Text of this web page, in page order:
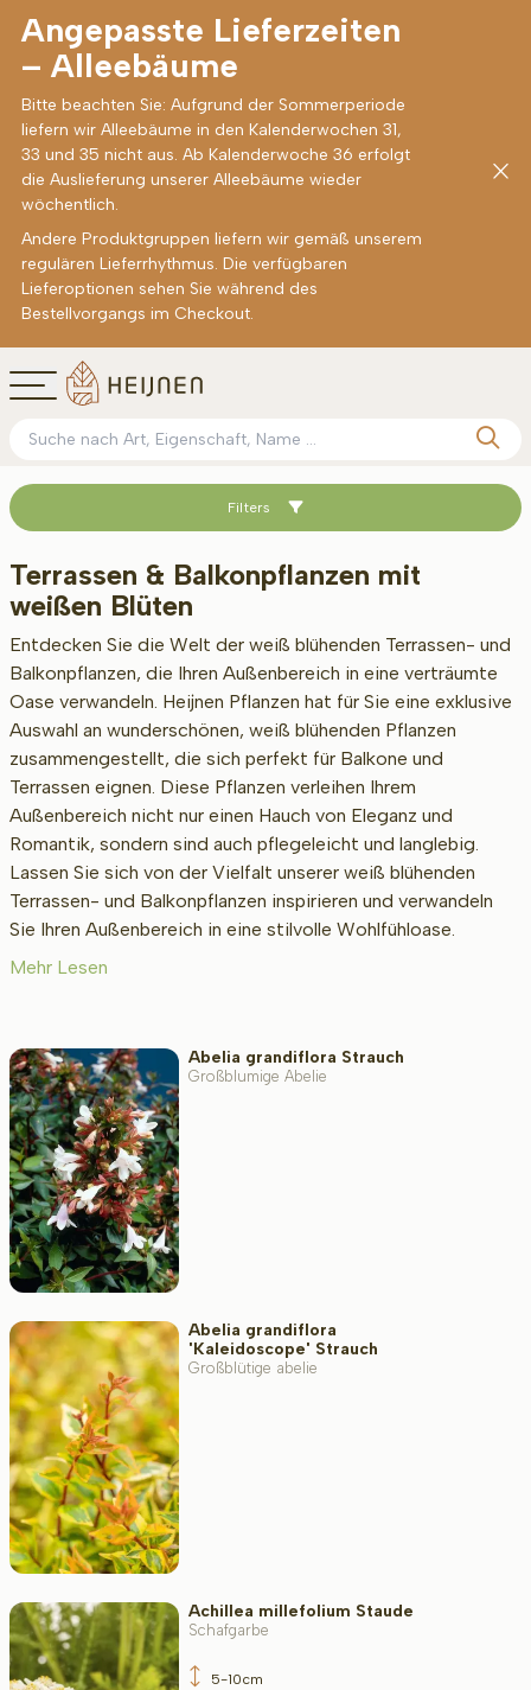
Angepasste Lieferzeiten
– Alleebäume
Bitte beachten Sie: Aufgrund der Sommerperiode
liefern wir Alleebäume in den Kalenderwochen 31,
33 und 35 nicht aus. Ab Kalenderwoche 36 erfolgt
die Auslieferung unserer Alleebäume wieder
wöchentlich.
Andere Produktgruppen liefern wir gemäß unserem
regulären Lieferrhythmus. Die verfügbaren
Lieferoptionen sehen Sie während des
Bestellvorgangs im Checkout.
Sortieren nach
Beschikbaar
Wurzel-Typ
Höhe bei Lieferung (cm)
Erwachsenengröße (cm)
Standort
Wuchsform
Anwendung
Blütenfarbe
Blütezeit
Blattfarbe
Filters
Terrassen & Balkonpflanzen mit
weißen Blüten
Entdecken Sie die Welt der weiß blühenden Terrassen- und
Balkonpflanzen, die Ihren Außenbereich in eine verträumte
Oase verwandeln. Heijnen Pflanzen hat für Sie eine exklusive
Auswahl an wunderschönen, weiß blühenden Pflanzen
zusammengestellt, die sich perfekt für Balkone und
Terrassen eignen. Diese Pflanzen verleihen Ihrem
Außenbereich nicht nur einen Hauch von Eleganz und
Romantik, sondern sind auch pflegeleicht und langlebig.
Lassen Sie sich von der Vielfalt unserer weiß blühenden
Terrassen- und Balkonpflanzen inspirieren und verwandeln
Sie Ihren Außenbereich in eine stilvolle Wohlfühloase.
Mehr Lesen
Abelia grandiflora Strauch
Großblumige Abelie
Abelia grandiflora
'Kaleidoscope' Strauch
Großblütige abelie
Achillea millefolium Staude
Schafgarbe
5-10cm